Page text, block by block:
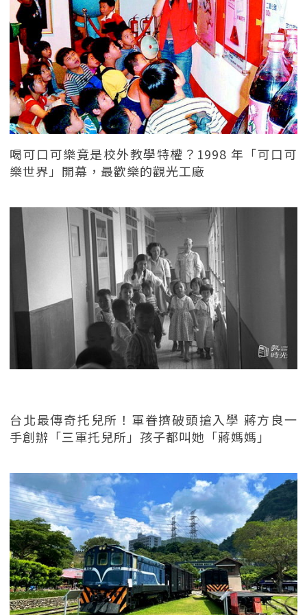
喝可口可樂竟是校外教學特權？1998 年「可口可
樂世界」開幕，最歡樂的觀光工廠
台北最傳奇托兒所！軍眷擠破頭搶入學 蔣方良一
手創辦「三軍托兒所」孩子都叫她「蔣媽媽」